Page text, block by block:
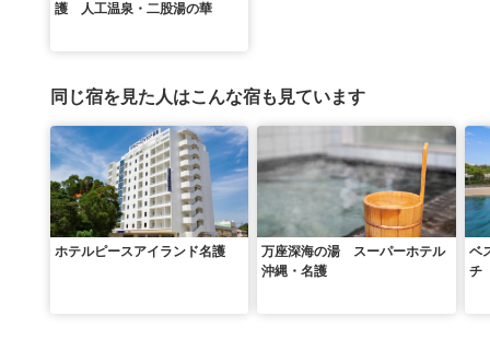
護 人工温泉・二股湯の華
同じ宿を見た人はこんな宿も見ています
ホテルピースアイランド名護
万座深海の湯 スーパーホテル
沖縄・名護
ベ
チ